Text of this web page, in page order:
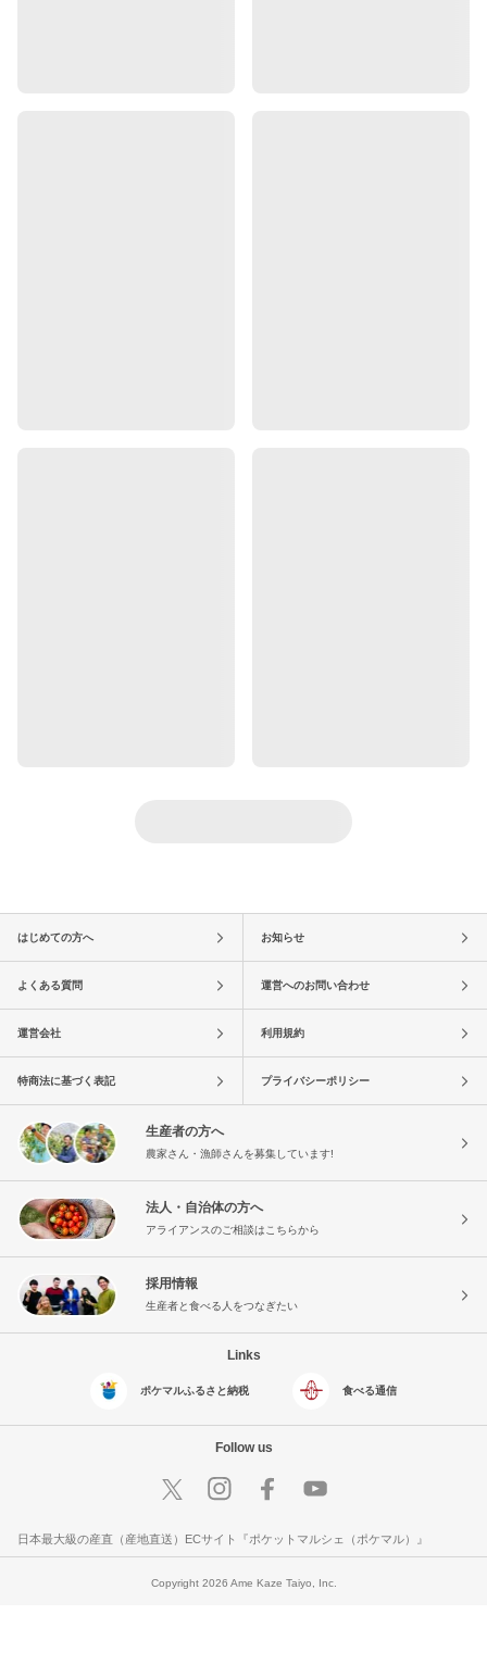
はじめての方へ お知らせ
よくある質問 運営へのお問い合わせ
運営会社 利用規約
特商法に基づく表記 プライバシーポリシー
生産者の方へ
農家さん・漁師さんを募集しています!
法人・自治体の方へ
アライアンスのご相談はこちらから
採用情報
生産者と食べる人をつなぎたい
Links
ポケマルふるさと納税 食べる通信
Follow us
日本最大級の産直（産地直送）ECサイト『ポケットマルシェ（ポケマル）』
Copyright 2026 Ame Kaze Taiyo, Inc.